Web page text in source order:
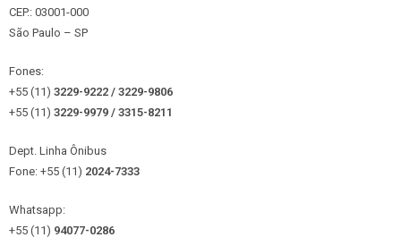
CEP.: 03001-000
São Paulo – SP
Fones:
+55 (11) 3229-9222 / 3229-9806
+55 (11) 3229-9979 / 3315-8211
Dept. Linha Ônibus
Fone: +55 (11) 2024-7333
Whatsapp:
+55 (11) 94077-0286